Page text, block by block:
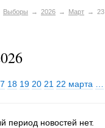
Выборы 2026 Март 23
18 19 20 21 22 марта
период новостей нет.